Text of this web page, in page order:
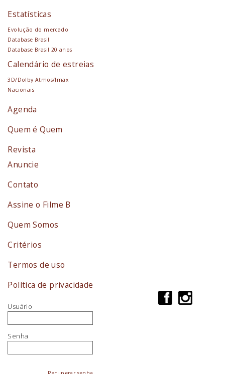
Estatísticas
Evolução do mercado
Database Brasil
Database Brasil 20 anos
Calendário de estreias
3D/Dolby Atmos/Imax
Nacionais
Agenda
Quem é Quem
Revista
Anuncie
Contato
Assine o Filme B
Quem Somos
Critérios
Termos de uso
Política de privacidade
Usuário
Senha